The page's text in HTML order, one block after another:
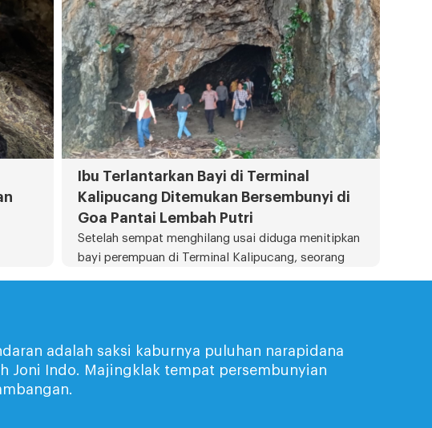
Ibu Terlantarkan Bayi di Terminal
Kalipucang Ditemukan Bersembunyi di
Goa Pantai Lembah Putri
Setelah sempat menghilang usai diduga menitipkan
bayi perempuan di Terminal Kalipucang, seorang
adalah saksi kaburnya puluhan narapidana
Joni Indo. Majingklak tempat persembunyian